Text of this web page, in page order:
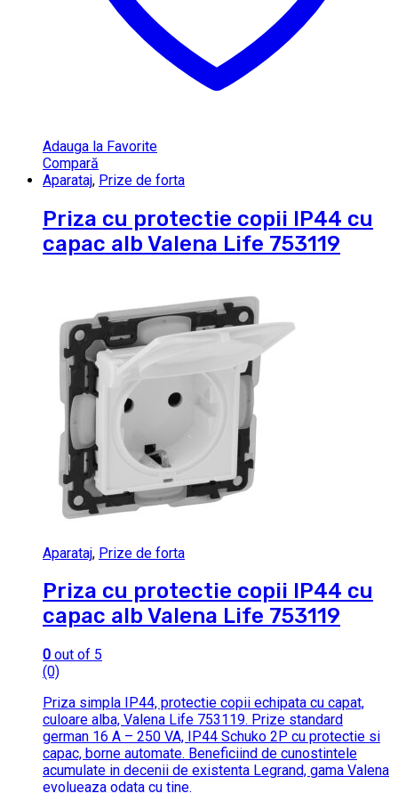
Adauga la Favorite
Compară
Aparataj, Prize de forta
Priza cu protectie copii IP44 cu
capac alb Valena Life 753119
Aparataj, Prize de forta
Priza cu protectie copii IP44 cu
capac alb Valena Life 753119
0 out of 5
(0)
Priza simpla IP44, protectie copii echipata cu capat,
culoare alba, Valena Life 753119. Prize standard
german 16 A – 250 VA, IP44 Schuko 2P cu protectie si
capac, borne automate. Beneficiind de cunostintele
acumulate in decenii de existenta Legrand, gama Valena
evolueaza odata cu tine.